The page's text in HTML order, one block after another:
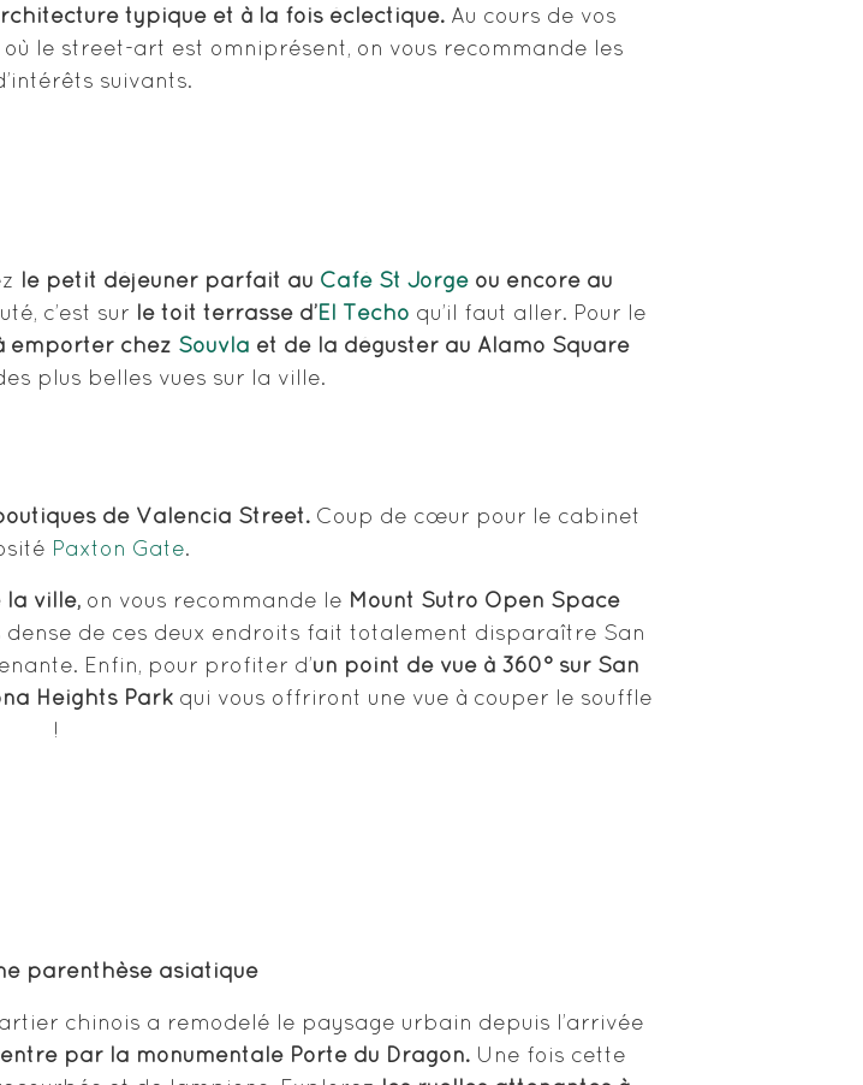
typique et à la fois éclectique.Au cours de vos
le street-art est omniprésent, on vous recommande les
suivants.
le petit déjeuner parfait au Café St Jorgeou encore au
c’est sur le toit terrasse d’El Techo qu’il faut aller. Pour le
emporter chez Souvla et de la déguster au Alamo Square
plus belles vues sur la ville.
de Valencia Street. Coup de cœur pour le cabinet
Paxton Gate.
ville, on vous recommande le Mount Sutro Open Space
dense de ces deux endroits fait totalement disparaître San
Enfin, pour profiter d’un point de vue à 360° sur San
Heights Park qui vous offriront une vue à couper le souffle
!
parenthèse asiatique
chinois a remodelé le paysage urbain depuis l’arrivée
par la monumentale Porte du Dragon. Une fois cette